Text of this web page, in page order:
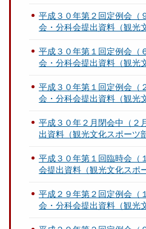
平成３０年第２回定例会
会・分科会提出資料（観光
平成３０年第１回定例会
会・分科会提出資料（観光
平成３０年第１回定例会
会・分科会提出資料（観光
平成３０年２月閉会中（
出資料（観光文化スポーツ
平成３０年第１回臨時会
会提出資料（観光文化スポ
平成２９年第２回定例会
会・分科会提出資料（観光